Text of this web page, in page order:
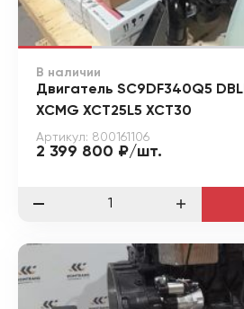
В наличии
Двигатель SC9DF340Q5
XCMG XCT25L5 XCT30
Артикул: 800161106
2 399 800 ₽/шт.